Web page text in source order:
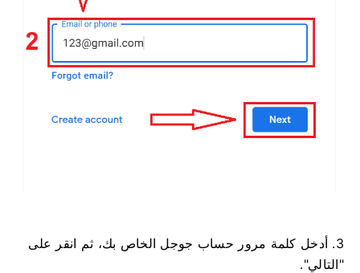
3. أدخل كلمة مرور حساب جوجل الخاص بك، ثم انقر على
"التالي".